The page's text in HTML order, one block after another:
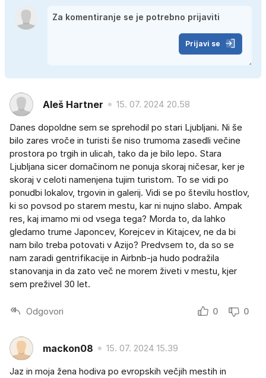
Prijavi se
Aleš Hartner 15. 07. 2024 20.58
Danes dopoldne sem se sprehodil po stari Ljubljani. Ni še
bilo zares vroče in turisti še niso trumoma zasedli večine
prostora po trgih in ulicah, tako da je bilo lepo. Stara
Ljubljana sicer domačinom ne ponuja skoraj ničesar, ker je
skoraj v celoti namenjena tujim turistom. To se vidi po
ponudbi lokalov, trgovin in galerij. Vidi se po številu hostlov,
ki so povsod po starem mestu, kar ni nujno slabo. Ampak
res, kaj imamo mi od vsega tega? Morda to, da lahko
gledamo trume Japoncev, Korejcev in Kitajcev, ne da bi
nam bilo treba potovati v Azijo? Predvsem to, da so se
nam zaradi gentrifikacije in Airbnb-ja hudo podražila
stanovanja in da zato več ne morem živeti v mestu, kjer
sem preživel 30 let.
Odgovori 0 0
mackon08 15. 07. 2024 15.39
Jaz in moja žena hodiva po evropskih večjih mestih in